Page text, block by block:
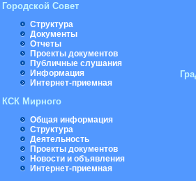
Городской Совет
Структура
Документы
Отчеты
Проекты документов
Публичные слушания
Информация
Интернет-приемная
КСК Мирного
Общая информация
Структура
Деятельность
Проекты документов
Новости и объявления
Интернет-приемная